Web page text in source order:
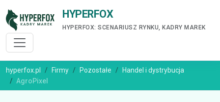
HYPERFOX
HYPERFOX: SCENARIUSZ RYNKU, KADRY MAREK
hyperfox.pl Firmy Pozostałe
Handel i dystrybucja
AgroPixel